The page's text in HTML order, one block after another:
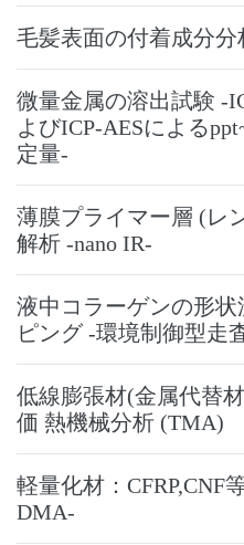
毛髪表面の付着成分分
微量金属の溶出試験 -
よびICP-AESによる
定量-
薄膜プライマー層 (レ
解析 -nano IR-
液中コラーゲンの形
ピング -環境制御型走
低線膨張材(金属代替
価 熱機械分析 (TMA)
軽量化材：CFRP,CNF
DMA-